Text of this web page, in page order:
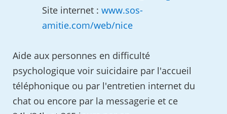
Site internet :www.sos-
amitie.com/web/nice
Aide aux personnes en difficulté
psychologique voir suicidaire par l'accueil
téléphonique ou par l'entretien internet du
chat ou encore par la messagerie et ce